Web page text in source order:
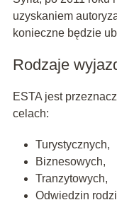
uzyskaniem
konieczne będzie
Rodzaje
ESTA jest
celach:
Turystycznych,
Biznesowych,
Tranzytowych,
Odwiedzin